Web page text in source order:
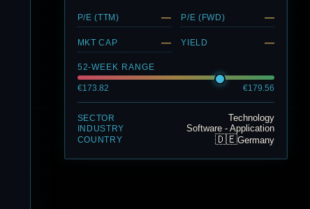
P/E (TTM) — P/E (FWD) —
MKT CAP — YIELD —
52-WEEK RANGE
€173.82 €179.56
SECTOR Technology
INDUSTRY Software - Application
COUNTRY 🇩🇪Germany